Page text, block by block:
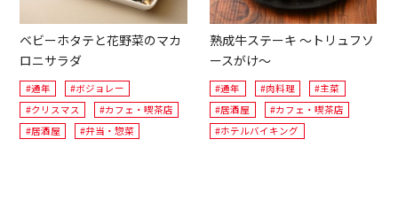
ベビーホタテと花野菜のマカ
ロニサラダ
#通年
#ボジョレー
#クリスマス
#カフェ・喫茶店
#居酒屋
#弁当・惣菜
熟成牛ステーキ ～トリュフソ
ースがけ～
#通年 #肉料理
#主菜
#居酒屋
#カフェ・喫茶店
#ホテルバイキング